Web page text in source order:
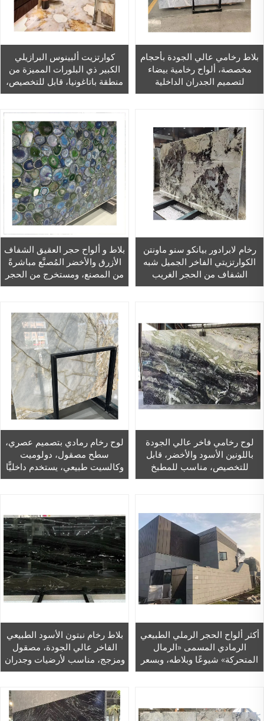
بلاط رخامي عالي الجودة بأحجام
مخصصة، ألواح رخامية بيضاء
لتصميم الجدران الداخلية
والأرضيات
كوارتزيت ألبينوس البرازيلي
الكبير ذي البلورات المميزة من
منطقة باتاغونيا، قابل للتخصيص،
مناسب لأسطح طاولات الطعام
وديكور المنزل
رخام لابرادور بيانكو سنو ماونتن
الكوارتزيتي الفاخر الجميل شبه
الشفاف من الحجر الغريب
بلاط و ألواح حجر العقيق الشفاف
الأزرق والأخضر المُصنَّع مباشرةً
من المصنع، ومستخرج من الحجر
الكريم شبه الثمين للديكور
لوح رخامي فاخر عالي الجودة
باللونين الأسود والأخضر، قابل
للتخصيص، مناسب للمطبخ
والحمام، وطاولة الزينة،
لوح رخام رمادي بتصميم عصري،
سطح مصقول، دولوميت
وكالسيت طبيعي، يستخدم داخليًّا
في الفيلات، ومناسب للاستخدام
أكثر ألواح الحجر الرملي الطبيعي
الرمادي المسمى «الرمال
المتحركة» شيوعًا وبلاطه، وبسعر
المصنع لاستخدامه في الجدران
بلاط رخام نبتون الأسود الطبيعي
الفاخر عالي الجودة، مصقول
ومزجج، مناسب لأرضيات وجدران
وأبواب الفنادق والفلل.